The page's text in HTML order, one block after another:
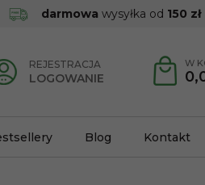
darmowa wysyłka od 150 zł
REJESTRACJA
LOGOWANIE
W
Blog Kontakt